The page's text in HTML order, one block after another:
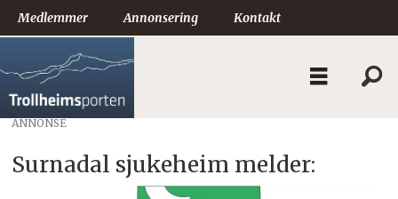
Medlemmer Annonsering Kontakt
ANNONSE
Surnadal sjukeheim melder: